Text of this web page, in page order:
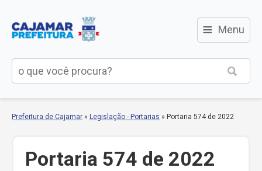
≡ Menu
Prefeitura de Cajamar » Legislação - Portarias » Portaria 574 de 2022
Portaria 574 de 2022